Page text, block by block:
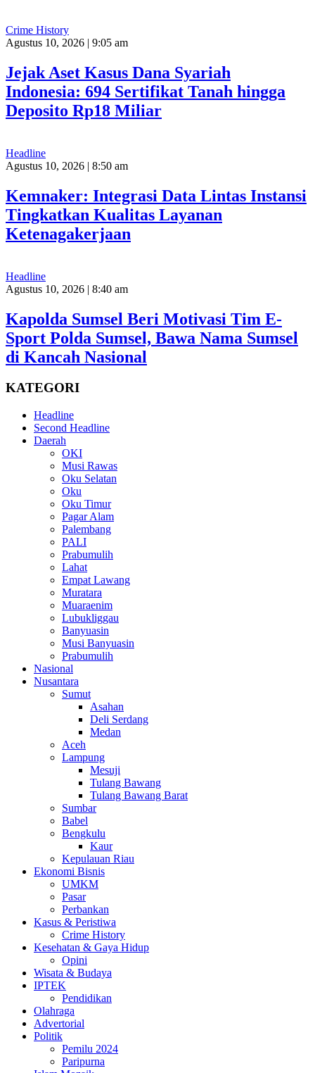
Crime History
Agustus 10, 2026 | 9:05 am
Jejak Aset Kasus Dana Syariah
Indonesia: 694 Sertifikat Tanah hingga
Deposito Rp18 Miliar
Headline
Agustus 10, 2026 | 8:50 am
Kemnaker: Integrasi Data Lintas Instansi
Tingkatkan Kualitas Layanan
Ketenagakerjaan
Headline
Agustus 10, 2026 | 8:40 am
Kapolda Sumsel Beri Motivasi Tim E-
Sport Polda Sumsel, Bawa Nama Sumsel
di Kancah Nasional
KATEGORI
Headline
Second Headline
Daerah
OKI
Musi Rawas
Oku Selatan
Oku
Oku Timur
Pagar Alam
Palembang
PALI
Prabumulih
Lahat
Empat Lawang
Muratara
Muaraenim
Lubukliggau
Banyuasin
Musi Banyuasin
Prabumulih
Nasional
Nusantara
Sumut
Asahan
Deli Serdang
Medan
Aceh
Lampung
Mesuji
Tulang Bawang
Tulang Bawang Barat
Sumbar
Babel
Bengkulu
Kaur
Kepulauan Riau
Ekonomi Bisnis
UMKM
Pasar
Perbankan
Kasus & Peristiwa
Crime History
Kesehatan & Gaya Hidup
Opini
Wisata & Budaya
IPTEK
Pendidikan
Olahraga
Advertorial
Politik
Pemilu 2024
Paripurna